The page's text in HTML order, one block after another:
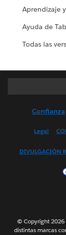
Aprendizaje
Ayuda de
Todas las
Confianza
Legal
DIVULGACIÓN
© Copyright 2026
distintas marcas